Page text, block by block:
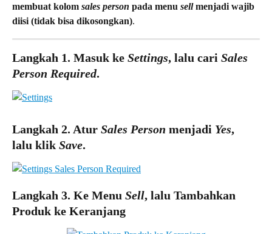
membuat kolom sales person pada menu sell menjadi wajib
diisi (tidak bisa dikosongkan).
Langkah 1. Masuk ke Settings, lalu cari Sales
Person Required.
Langkah 2. Atur Sales Person menjadi Yes,
lalu klik Save.
Langkah 3. Ke Menu Sell, lalu Tambahkan
Produk ke Keranjang